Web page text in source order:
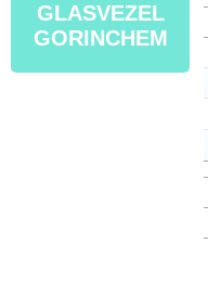
GLASVEZEL
GORINCHEM